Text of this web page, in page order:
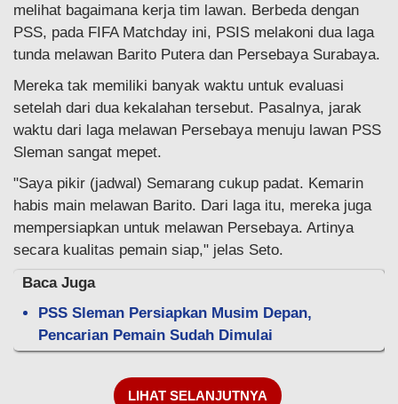
melihat bagaimana kerja tim lawan. Berbeda dengan
PSS, pada FIFA Matchday ini, PSIS melakoni dua laga
tunda melawan Barito Putera dan Persebaya Surabaya.
Mereka tak memiliki banyak waktu untuk evaluasi
setelah dari dua kekalahan tersebut. Pasalnya, jarak
waktu dari laga melawan Persebaya menuju lawan PSS
Sleman sangat mepet.
"Saya pikir (jadwal) Semarang cukup padat. Kemarin
habis main melawan Barito. Dari laga itu, mereka juga
mempersiapkan untuk melawan Persebaya. Artinya
secara kualitas pemain siap," jelas Seto.
Baca Juga
PSS Sleman Persiapkan Musim Depan,
Pencarian Pemain Sudah Dimulai
LIHAT SELANJUTNYA